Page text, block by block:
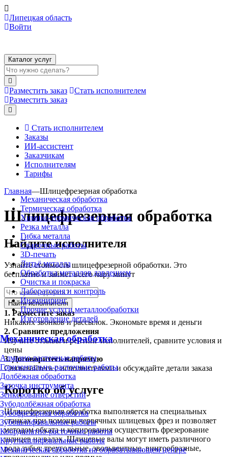
Липецкая область
Войти
Каталог услуг
Разместить заказ
Стать исполнителем
Разместить заказ
Стать исполнителем
Заказы
ИИ-ассистент
Заказчикам
Исполнителям
Тарифы
Механическая обработка
Термическая обработка
Химико-термическая обработка
Резка металла
Гибка металла
Сварочные работы
3D-печать
Литьё металла
Обработка металлов давлением
Очистка и покраска
Лаборатория и контроль
Инжиниринг
Прочие услуги металлообработки
Изготовление деталей
Механическая обработка
Алмазно-расточные работы
Горизонтально-расточные работы
Долбёжная обработка
Заточка инструмента
Зенкерование отверстий
Зубодолбёжная обработка
Зубофрезерная обработка
Зубошлифовальные работы
Координатно-расточные работы
Круглошлифовальные работы
Механическая обработка на обрабатывающем центре
Главная—Шлицефрезерная обработка
Шлицефрезерная обработка
Найдите исполнителя
Узнайте стоимость шлицефрезерной обработки. Это
бесплатно и займет всего пару минут
Найти исполнителя
1. Разместите заказ
Никаких звонков и рассылок. Экономьте время и деньги
2. Сравните предложения
Изучите отзывы и рейтинг исполнителей, сравните условия и
цены
3.Договоритесь напрямую
Связывайтесь с исполнителями и обсуждайте детали заказа
Коротко об услуге
Шлицефрезерная обработка выполняется на специальных
станках при помощи червячных шлицевых фрез и позволяет
методом обката и копирования осуществить фрезерование
шлицев на валах. Шлицевые валы могут иметь различного
рода зубья: треугольные, эвольвентные, винтообразные,